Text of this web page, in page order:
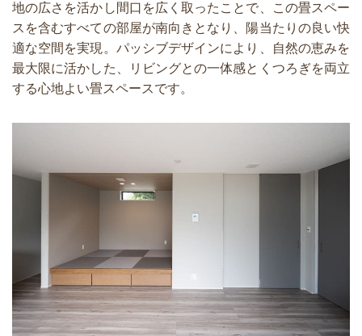
地の広さを活かし間口を広く取ったことで、この畳スペー
スを含むすべての部屋が南向きとなり、陽当たりの良い快
適な空間を実現。パッシブデザインにより、自然の恵みを
最大限に活かした、リビングとの一体感とくつろぎを両立
する心地よい畳スペースです。